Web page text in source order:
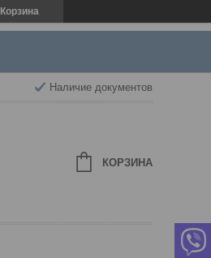
Корзина
Наличие документов
КОРЗИНА